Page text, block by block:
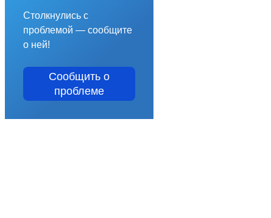
Столкнулись с
проблемой — сообщите
о ней!
Сообщить о
проблеме